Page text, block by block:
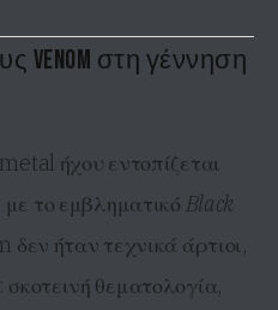
Venom στη γέννηση
ήχου εντοπίζεται
με το εμβληματικό Black
ήταν τεχνικά άρτιοι,
θεματολογία,